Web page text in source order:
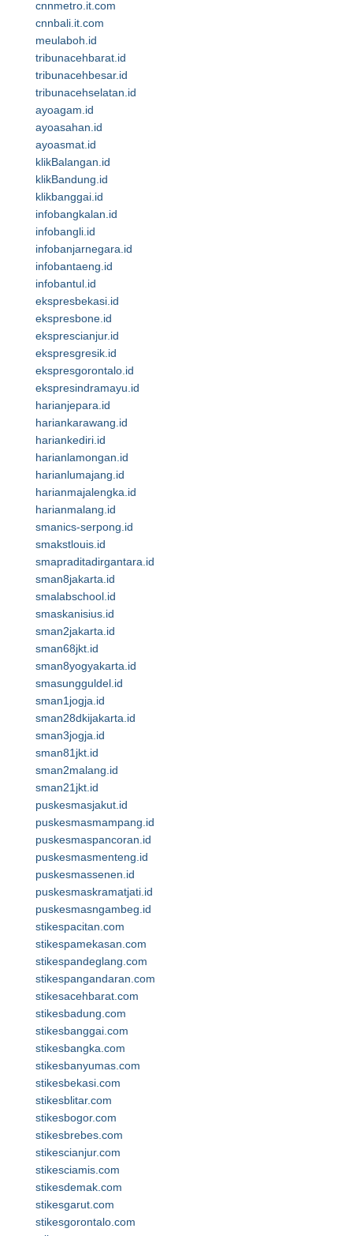
cnnmetro.it.com
cnnbali.it.com
meulaboh.id
tribunacehbarat.id
tribunacehbesar.id
tribunacehselatan.id
ayoagam.id
ayoasahan.id
ayoasmat.id
klikBalangan.id
klikBandung.id
klikbanggai.id
infobangkalan.id
infobangli.id
infobanjarnegara.id
infobantaeng.id
infobantul.id
ekspresbekasi.id
ekspresbone.id
eksprescianjur.id
ekspresgresik.id
ekspresgorontalo.id
ekspresindramayu.id
harianjepara.id
hariankarawang.id
hariankediri.id
harianlamongan.id
harianlumajang.id
harianmajalengka.id
harianmalang.id
smanics-serpong.id
smakstlouis.id
smapraditadirgantara.id
sman8jakarta.id
smalabschool.id
smaskanisius.id
sman2jakarta.id
sman68jkt.id
sman8yogyakarta.id
smasungguldel.id
sman1jogja.id
sman28dkijakarta.id
sman3jogja.id
sman81jkt.id
sman2malang.id
sman21jkt.id
puskesmasjakut.id
puskesmasmampang.id
puskesmaspancoran.id
puskesmasmenteng.id
puskesmassenen.id
puskesmaskramatjati.id
puskesmasngambeg.id
stikespacitan.com
stikespamekasan.com
stikespandeglang.com
stikespangandaran.com
stikesacehbarat.com
stikesbadung.com
stikesbanggai.com
stikesbangka.com
stikesbanyumas.com
stikesbekasi.com
stikesblitar.com
stikesbogor.com
stikesbrebes.com
stikescianjur.com
stikesciamis.com
stikesdemak.com
stikesgarut.com
stikesgorontalo.com